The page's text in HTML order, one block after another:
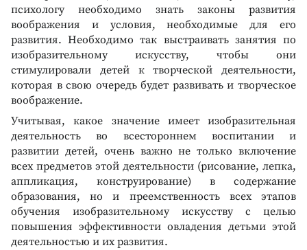
психологу необходимо знать законы развития
воображения и условия, необходимые для его
развития. Необходимо так выстраивать занятия по
изобразительному искусству, чтобы они
стимулировали детей к творческой деятельности,
которая в свою очередь будет развивать и творческое
воображение.
Учитывая, какое значение имеет изобразительная
деятельность во всестороннем воспитании и
развитии детей, очень важно не только включение
всех предметов этой деятельности (рисование, лепка,
аппликация, конструирование) в содержание
образования, но и преемственность всех этапов
обучения изобразительному искусству с целью
повышения эффективности овладения детьми этой
деятельностью и их развития.